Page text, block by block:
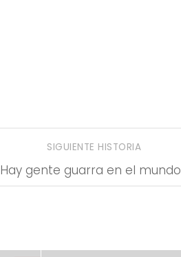
SIGUIENTE HISTORIA
Hay gente guarra en el mundo